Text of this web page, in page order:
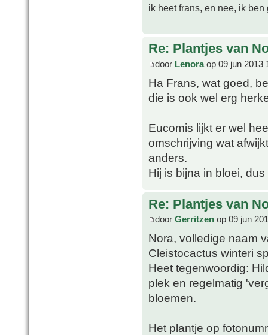
ik heet frans, en nee, ik ben
Re: Plantjes van
door Lenoraop 09 jun 2013
Ha Frans, wat goed,
die is ook wel erg
Eucomis lijkt er wel
omschrijving wat
anders.
Hij is bijna in bloei,
Re: Plantjes van
door Gerritzen op 09 jun
Nora, volledige naam
Cleistocactus winteri
Heet tegenwoordig:
plek en regelmatig
bloemen.
Het plantje op